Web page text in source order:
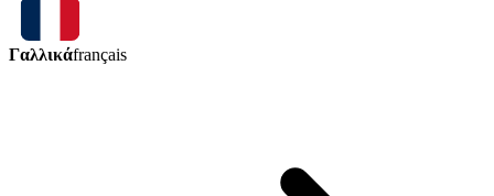
Γαλλικάfrançais